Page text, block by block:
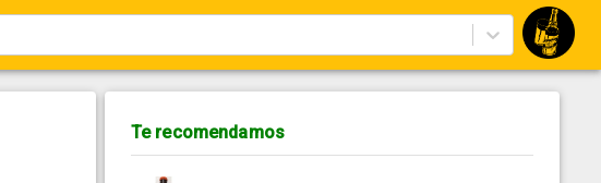
Te recomendamos